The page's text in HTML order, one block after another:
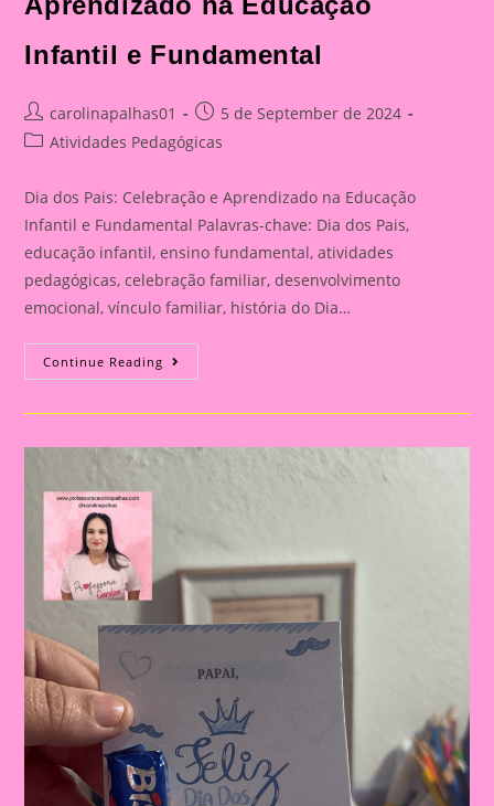
Infantil e Fundamental
Post
author:
carolinapalhas01
Post
published:
5 de September de 2024
PostAtividades Pedagógicas
Dia dos Pais: Celebração e Aprendizado na Educação
Infantil e Fundamental Palavras-chave: Dia dos Pais,
educação infantil, ensino fundamental, atividades
pedagógicas, celebração familiar, desenvolvimento
emocional, vínculo familiar, história do Dia…
Continue Reading Atividade
Para
Dia
Dia
Aprendizado
Educação
Infantil
Fundamental